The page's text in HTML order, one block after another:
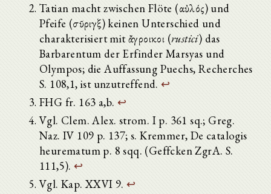
Tatian macht zwischen Flöte (αὐλός) und
Pfeife (σῦριγξ) keinen Unterschied und
charakterisiert mit ἄγροικοι (rustici) das
Barbarentum der Erfinder Marsyas und
Olympos; die Auffassung Puechs, Recherches
S. 108,1, ist unzutreffend. ↩
FHG fr. 163 a,b. ↩
Vgl. Clem. Alex. strom. I p. 361 sq.; Greg.
Naz. IV 109 p. 137; s. Kremmer, De catalogis
heurematum p. 8 sqq. (Geffcken ZgrA. S.
111,5). ↩
Vgl. Kap. XXVI 9. ↩